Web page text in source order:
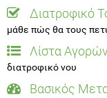
Διατροφικό
μάθε πώς θα τους
Λίστα
διατροφικό νου
Βασικός